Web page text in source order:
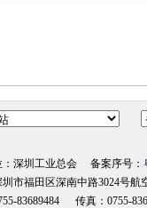
：深圳工业总会 备案序号：
圳市福田区深南中路3024号
83689484 传真：0755-